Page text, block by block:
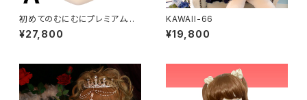
初めてのむにむにプレミアムセ
ット FRP製
¥27,800
KAWAII-66
¥19,800